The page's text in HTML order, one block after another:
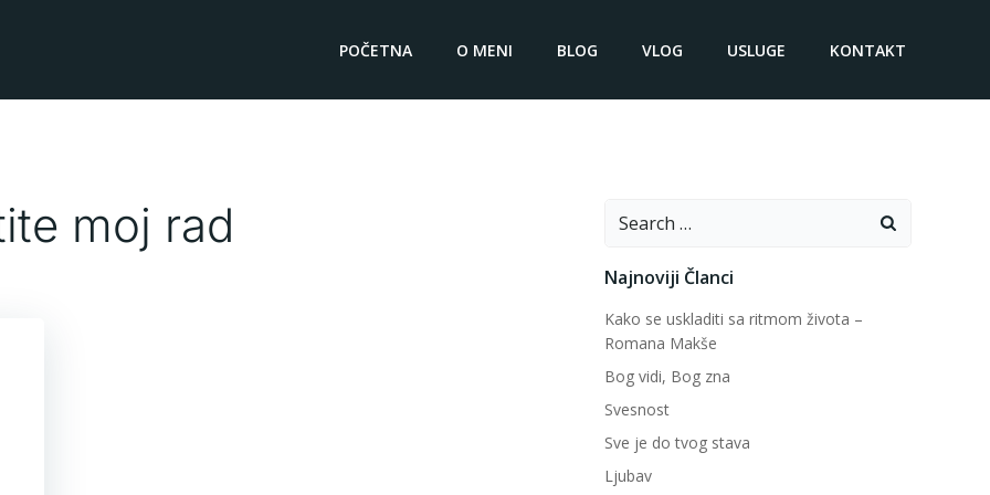
POČETNA O MENI BLOG VLOG USLUGE KONTAKT
moj rad
Search
Najnoviji Članci
Kako se uskladiti sa ritmom života –
Romana Makše
Bog vidi, Bog zna
Svesnost
Sve je do tvog stava
Ljubav